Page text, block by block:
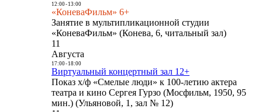
12:00- 13:00
«КоневаФильм» 6+
Занятие в мультипликационной студии
«КоневаФильм» (Конева, 6, читальный зал)
11
Августа
17:00- 18:00
Виртуальный концертный зал 12+
Показ х/ф «Смелые люди» к 100-летию актера
театра и кино Сергея Гурзо (Мосфильм, 1950, 95
мин.) (Ульяновой, 1, зал № 12)